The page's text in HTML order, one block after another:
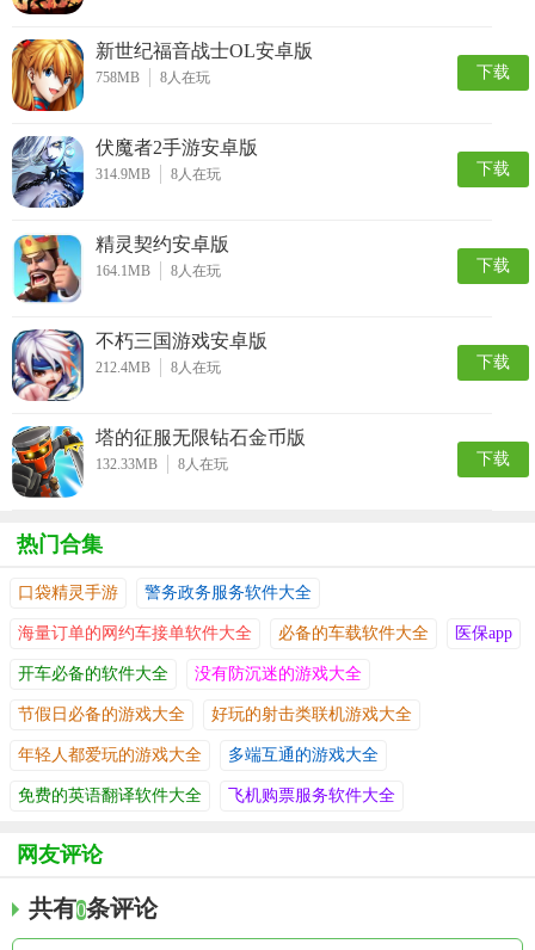
新世纪福音战士OL安卓版
758MB 8人在玩 下载
伏魔者2手游安卓版
314.9MB 8人在玩 下载
精灵契约安卓版
164.1MB 8人在玩 下载
不朽三国游戏安卓版
212.4MB 8人在玩 下载
塔的征服无限钻石金币版
132.33MB 8人在玩 下载
热门合集
口袋精灵手游 警务政务服务软件大全
海量订单的网约车接单软件大全 必备的车载软件大全 医保app
开车必备的软件大全 没有防沉迷的游戏大全
节假日必备的游戏大全 好玩的射击类联机游戏大全
年轻人都爱玩的游戏大全 多端互通的游戏大全
免费的英语翻译软件大全 飞机购票服务软件大全
网友评论
共有0条评论